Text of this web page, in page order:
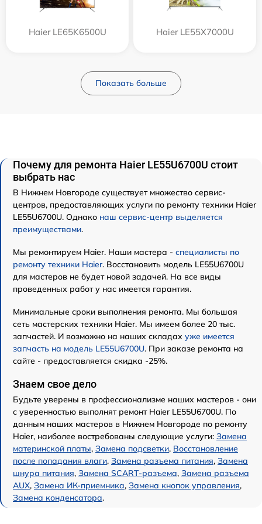
Haier LE65K6500U Haier LE55X7000U
Показать больше
Почему для ремонта Haier LE55U6700U стоит
выбрать нас
В Нижнем Новгороде существует множество сервис-
центров, предоставляющих услуги по ремонту техники Haier
LE55U6700U. Однако наш сервис-центр выделяется
преимуществами.
Мы ремонтируем Haier. Наши мастера - специалисты по
ремонту техники Haier. Восстановить модель LE55U6700U
для мастеров не будет новой задачей. На все виды
проведенных работ у нас имеется гарантия.
Минимальные сроки выполнения ремонта. Мы большая
сеть мастерских техники Haier. Мы имеем более 20 тыс.
запчастей. И возможно на наших складах уже имеется
запчасть на модель LE55U6700U. При заказе ремонта на
сайте - предоставляется скидка -25%.
Знаем свое дело
Будьте уверены в профессионализме наших мастеров - они
с уверенностью выполнят ремонт Haier LE55U6700U. По
данным наших мастеров в Нижнем Новгороде по ремонту
Haier, наиболее востребованы следующие услуги: Замена
материнской платы, Замена подсветки, Восстановление
после попадания влаги, Замена разъема питания, Замена
шнура питания, Замена SCART-разъема, Замена разъема
AUX, Замена ИК-приемника, Замена кнопок управления,
Замена конденсатора.